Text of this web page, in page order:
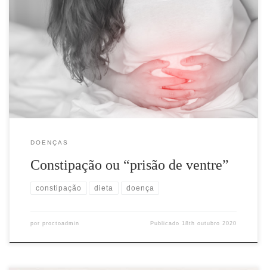
A constipação é uma das doenças funcionais do intestino que mais
atinge a população, em particular a população feminina. Tem
muitas definições de constipação, para simplificar falaremos de
constipação quando a evacuação demora mais que 3 dias, ou se for
num intervalo de tempo entre 1 e 3 dias, é […]
DOENÇAS
Constipação ou “prisão de ventre”
constipação dieta doença
por proctoadmin Publicado 18th outubro 2020